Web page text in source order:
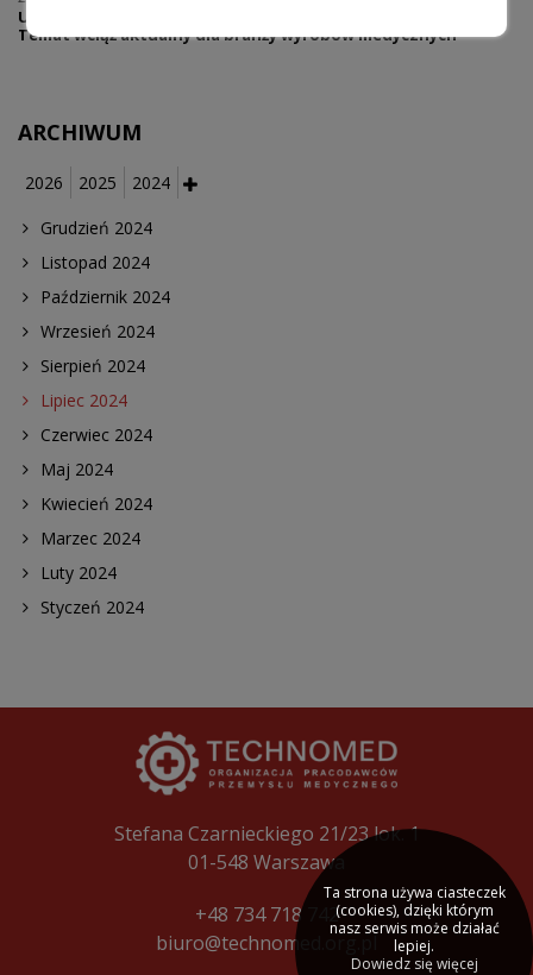
UZP przypomina o niedozwolonych klauzulach umownych.
Temat wciąż aktualny dla branży wyrobów medycznych
ARCHIWUM
2026 2025 2024
Grudzień 2024
Listopad 2024
Październik 2024
Wrzesień 2024
Sierpień 2024
Lipiec 2024
Czerwiec 2024
Maj 2024
Kwiecień 2024
Marzec 2024
Luty 2024
Styczeń 2024
Stefana Czarnieckiego 21/23 lok. 1
01-548 Warszawa
+48 734 718 742
biuro@technomed.org.pl
Ta strona używa ciasteczek
(cookies), dzięki którym
nasz serwis może działać
lepiej.
Dowiedz się więcej